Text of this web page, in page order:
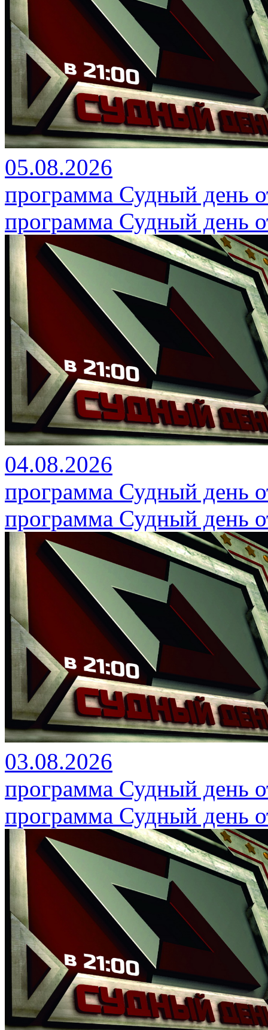
05.08.2026
программа Судный день
программа Судный день
04.08.2026
программа Судный день
программа Судный день
03.08.2026
программа Судный день
программа Судный день